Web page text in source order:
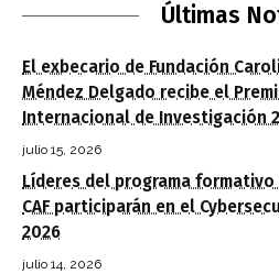
Últimas
El exbecario de Fundación
Méndez Delgado recibe el
Internacional de Investigación
julio 15, 2026
Líderes del programa formativo
CAF participarán en el
2026
julio 14, 2026